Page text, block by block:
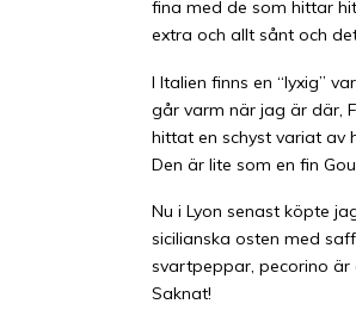
fina med de som hittar
extra och allt sånt och
I Italien finns en “lyxig”
går varm när jag är där,
hittat en schyst variat av
Den är lite som en fin
Nu i Lyon senast köpte
sicilianska osten med
svartpeppar, pecorino är
Saknat!